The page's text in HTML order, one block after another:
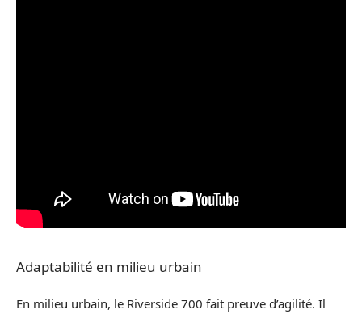
Adaptabilité en milieu urbain
En milieu urbain, le Riverside 700 fait preuve d’agilité. Il